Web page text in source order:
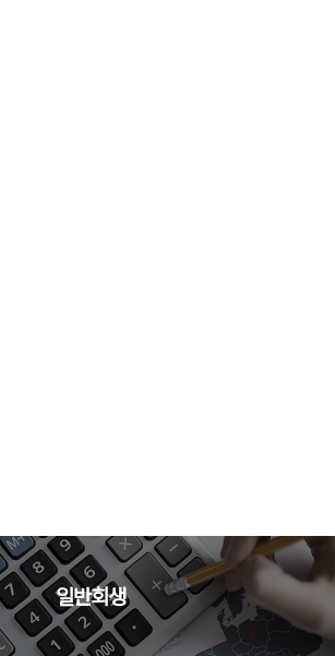
일반회생